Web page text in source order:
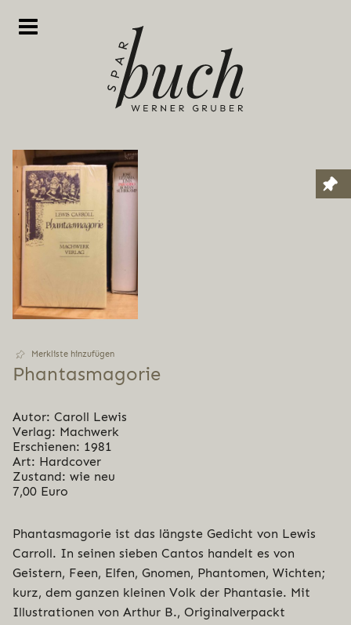
Merkliste hinzufügen
Phan­tas­ma­go­rie
Autor: Caroll Lewis
Verlag: Machwerk
Erschienen: 1981
Art: Hardcover
Zustand: wie neu
7,00 Euro
Phantasmagorie ist das längste Gedicht von Lewis
Carroll. In seinen sieben Cantos handelt es von
Geistern, Feen, Elfen, Gnomen, Phantomen, Wichten;
kurz, dem ganzen kleinen Volk der Phantasie. Mit
Illustrationen von Arthur B., Originalverpackt